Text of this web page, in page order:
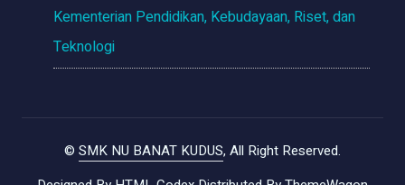
Kementerian Pendidikan, Kebudayaan, Riset, dan
Teknologi
© SMK NU BANAT KUDUS, All Right Reserved.